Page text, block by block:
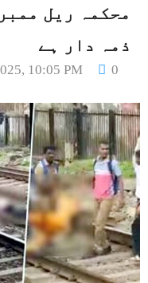
محکمہ ریل
ذمہ دار ہے
10:05 PM 0